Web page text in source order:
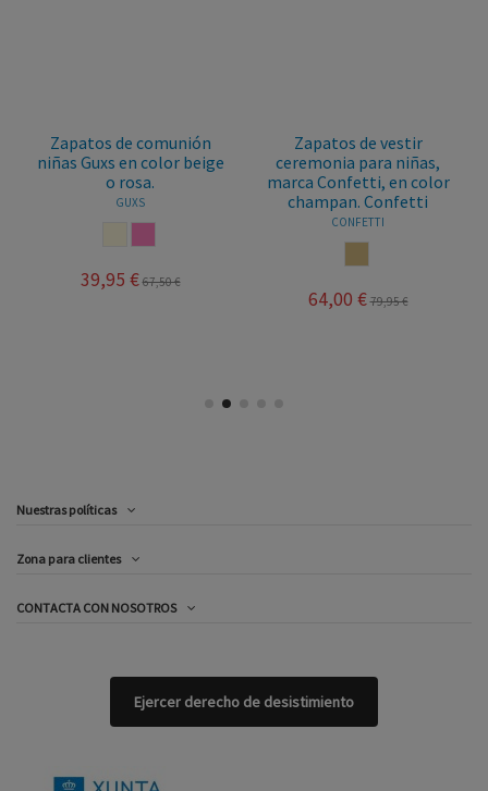
Zapatos de comunión
niñas Guxs en color beige
o rosa.
GUXS
39,95 € 67,50 €
Zapatos de vestir
ceremonia para niñas,
marca Confetti, en color
champan. Confetti
CONFETTI
64,00 € 79,95 €
Nuestras políticas
Zona para clientes
CONTACTA CON NOSOTROS
Ejercer derecho de desistimiento